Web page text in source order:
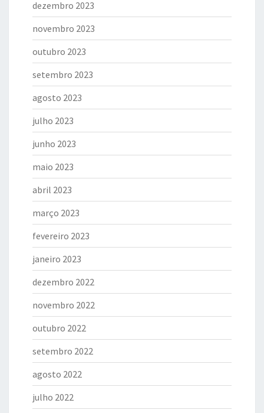
dezembro 2023
novembro 2023
outubro 2023
setembro 2023
agosto 2023
julho 2023
junho 2023
maio 2023
abril 2023
março 2023
fevereiro 2023
janeiro 2023
dezembro 2022
novembro 2022
outubro 2022
setembro 2022
agosto 2022
julho 2022